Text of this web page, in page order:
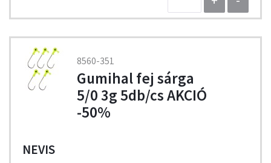
8560-351
Gumihal fej sárga
5/0 3g 5db/cs AKCIÓ
-50%
NEVIS